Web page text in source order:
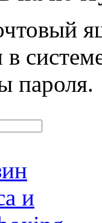
в
пароля.